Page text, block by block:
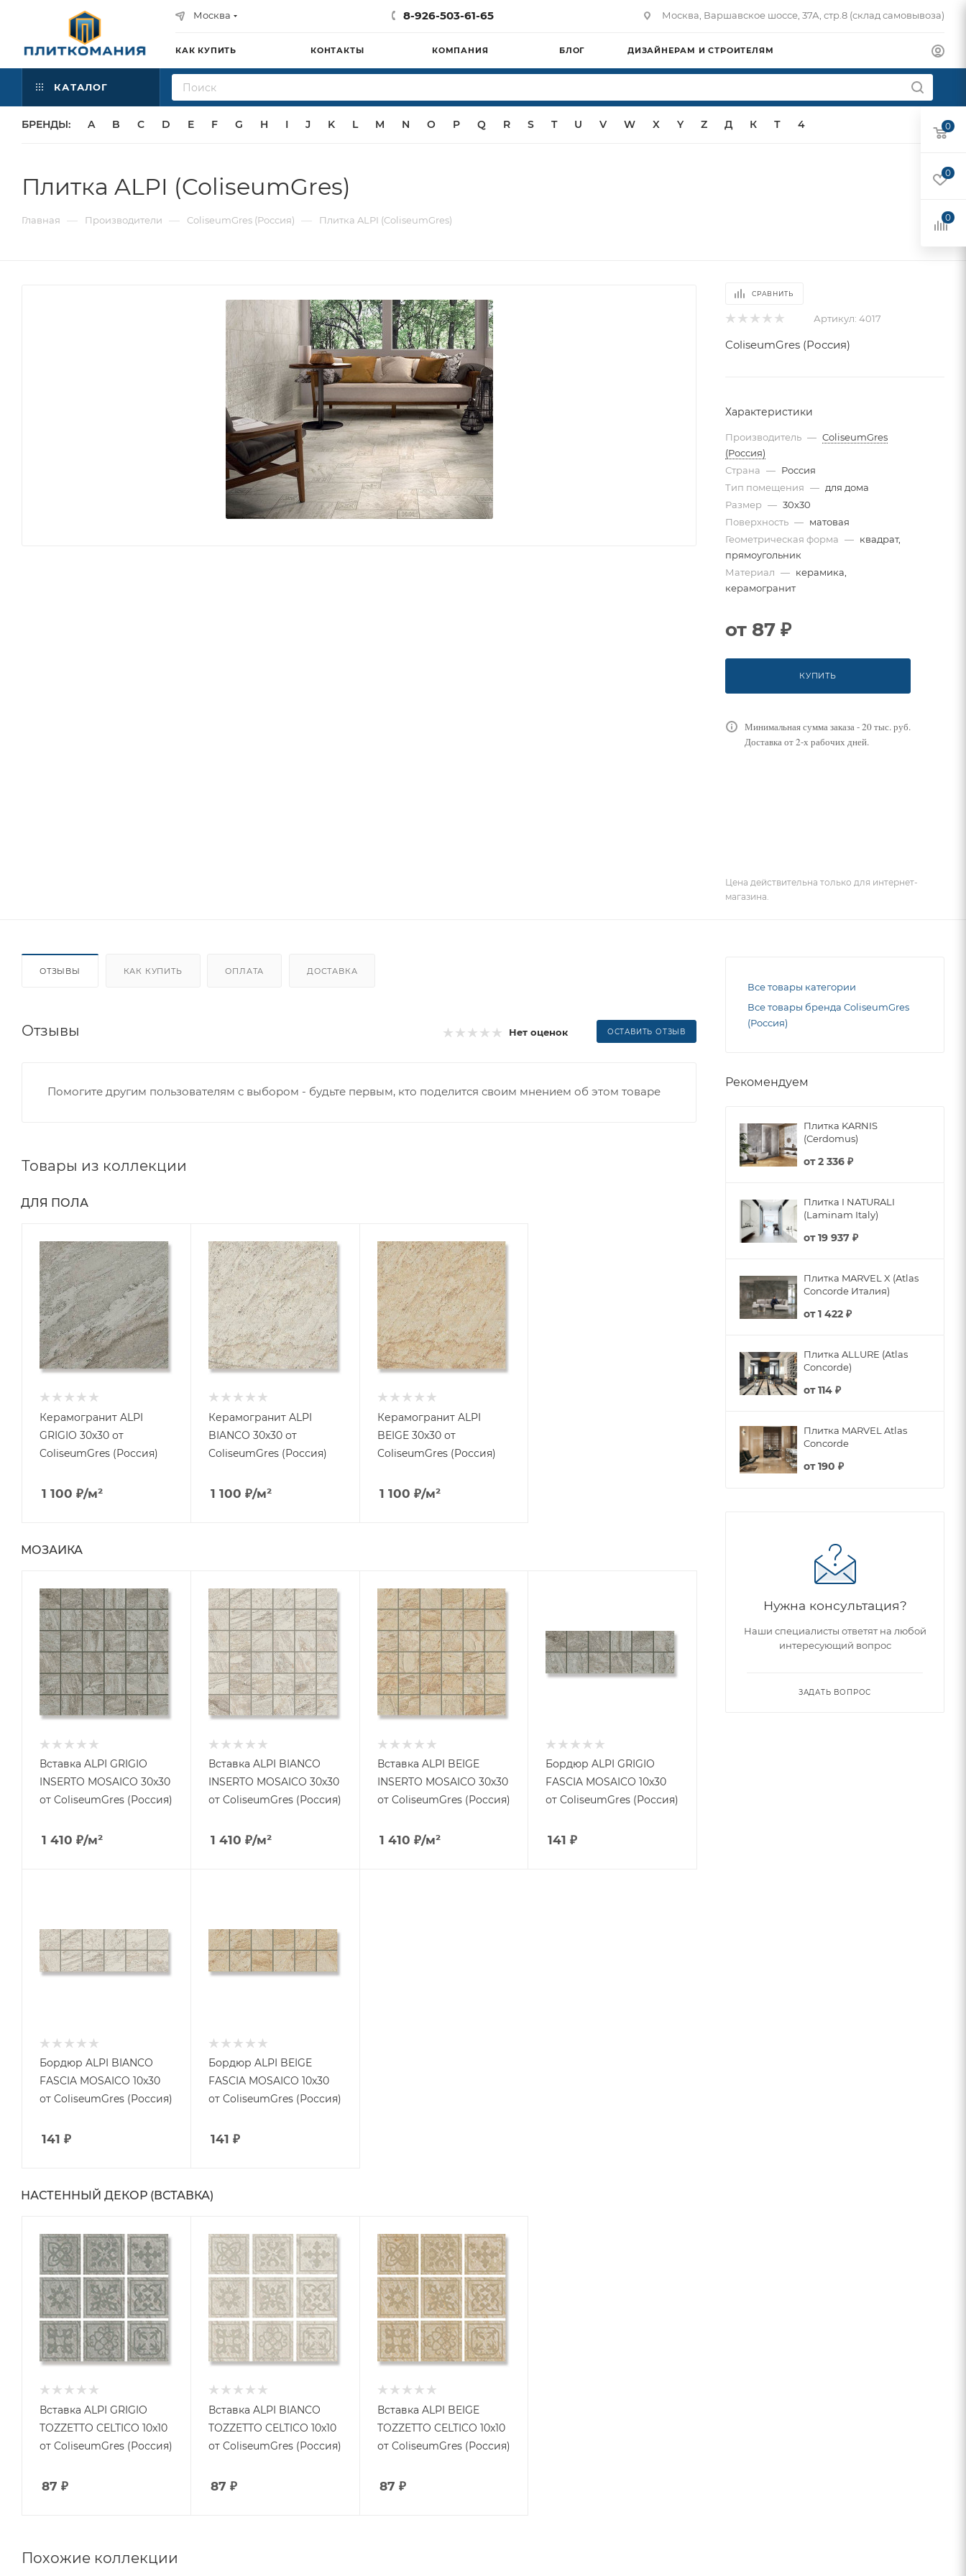
Москва 8-926-503-61-65 Москва, Варшавское шоссе, 37А, стр.8 (склад самовывоза)
КАК КУПИТЬ КОНТАКТЫ КОМПАНИЯ БЛОГ ДИЗАЙНЕРАМ И СТРОИТЕЛЯМ
КАТАЛОГ
БРЕНДЫ: A B C D E F G H I J K L M N O P Q R S T U V W X Y Z Д К Т 4
Плитка ALPI (ColiseumGres)
Главная — Производители — ColiseumGres (Россия) — Плитка ALPI (ColiseumGres)
СРАВНИТЬ
Артикул: 4017
ColiseumGres (Россия)
Характеристики
Производитель — ColiseumGres
(Россия)
Страна — Россия
Тип помещения — для дома
Размер — 30x30
Поверхность — матовая
Геометрическая форма — квадрат,
прямоугольник
Материал — керамика,
керамогранит
от 87 ₽
КУПИТЬ
Минимальная сумма заказа - 20 тыс. руб.
Доставка от 2-х рабочих дней.
Цена действительна только для интернет-
магазина.
ОТЗЫВЫ КАК КУПИТЬ ОПЛАТА ДОСТАВКА
Отзывы Нет оценок ОСТАВИТЬ ОТЗЫВ
Помогите другим пользователям с выбором - будьте первым, кто поделится своим мнением об этом товаре
Товары из коллекции
ДЛЯ ПОЛА
Керамогранит ALPI
GRIGIO 30x30 от
ColiseumGres (Россия)
1 100 ₽/м²
Керамогранит ALPI
BIANCO 30x30 от
ColiseumGres (Россия)
1 100 ₽/м²
Керамогранит ALPI
BEIGE 30x30 от
ColiseumGres (Россия)
1 100 ₽/м²
МОЗАИКА
Вставка ALPI GRIGIO
INSERTO MOSAICO 30x30
от ColiseumGres (Россия)
1 410 ₽/м²
Вставка ALPI BIANCO
INSERTO MOSAICO 30x30
от ColiseumGres (Россия)
1 410 ₽/м²
Вставка ALPI BEIGE
INSERTO MOSAICO 30x30
от ColiseumGres (Россия)
1 410 ₽/м²
Бордюр ALPI GRIGIO
FASCIA MOSAICO 10x30
от ColiseumGres (Россия)
141 ₽
Бордюр ALPI BIANCO
FASCIA MOSAICO 10x30
от ColiseumGres (Россия)
141 ₽
Бордюр ALPI BEIGE
FASCIA MOSAICO 10x30
от ColiseumGres (Россия)
141 ₽
НАСТЕННЫЙ ДЕКОР (ВСТАВКА)
Вставка ALPI GRIGIO
TOZZETTO CELTICO 10x10
от ColiseumGres (Россия)
87 ₽
Вставка ALPI BIANCO
TOZZETTO CELTICO 10x10
от ColiseumGres (Россия)
87 ₽
Вставка ALPI BEIGE
TOZZETTO CELTICO 10x10
от ColiseumGres (Россия)
87 ₽
Похожие коллекции
Все товары категории
Все товары бренда ColiseumGres
(Россия)
Рекомендуем
Плитка KARNIS
(Cerdomus)
от2 336 ₽
Плитка I NATURALI
(Laminam Italy)
от19 937 ₽
Плитка MARVEL X (Atlas
Concorde Италия)
от1 422 ₽
Плитка ALLURE (Atlas
Concorde)
от114 ₽
Плитка MARVEL Atlas
Concorde
от190 ₽
Нужна консультация?
Наши специалисты ответят на любой
интересующий вопрос
ЗАДАТЬ ВОПРОС
0
0
0